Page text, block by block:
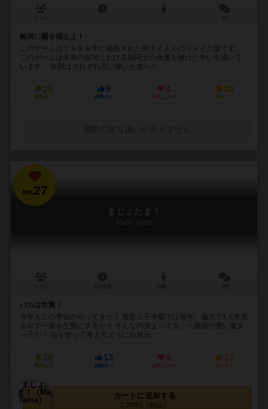
銀河に覇を唱えよ！
このゲームは１９８８年に発売された同タイトルのリメイク版です。
このゲームは未来の銀河における国同士の命運を賭けた争いを描いて
います。 各国はそれぞれ思い描いた道へと...
25
興味あり
9
経験あり
4
お気に入り
43
持ってる
No.27
まじょたま！
Majo Tama
バカは生贄！
今年もこの季節がやってきた！ 魔女っ子学園では毎年、儀式で1人生贄
を出すー誰を生贄にするか？ そんなの決まってる、一番頭が悪い魔女
っ子だ！ 頭を使って考えてどうにか自分...
20
興味あり
13
経験あり
9
お気に入り
17
持ってる
カートに追加する
2,200円（税込）